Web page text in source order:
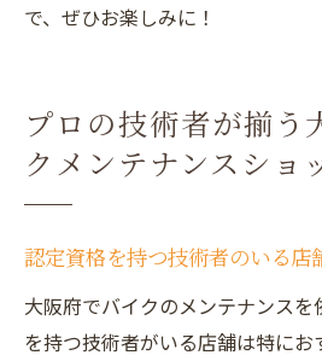
で、ぜひお楽しみに！
プロの技術者が揃う
クメンテナンスショ
認定資格を持つ技術者のいる店
大阪府でバイクのメンテナンス
を持つ技術者がいる店舗は特にお